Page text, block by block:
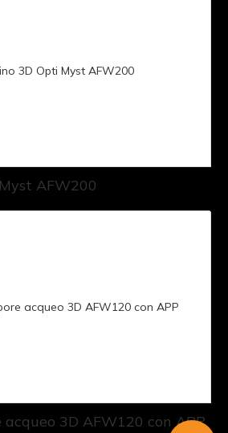
AFW200
3D AFW120 con APP